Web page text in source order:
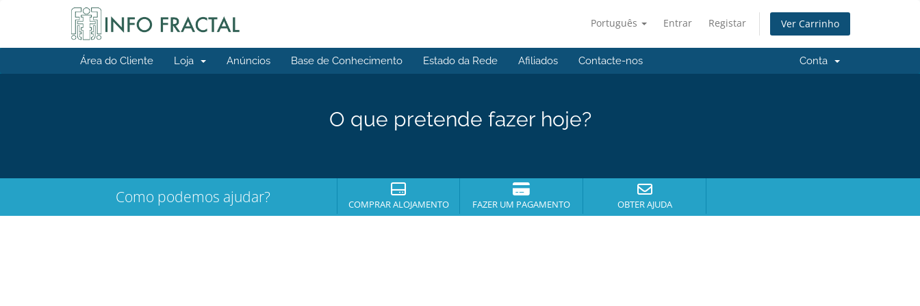
Português Entrar Registar Ver Carrinho
Área do Cliente Loja Anúncios Base de Conhecimento Estado da Rede Afiliados Contacte-nos Conta
O que pretende fazer hoje?
Como podemos ajudar? COMPRAR ALOJAMENTO FAZER UM PAGAMENTO OBTER AJUDA